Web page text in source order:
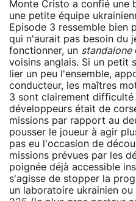
Monte Cristo a confié une
une petite équipe
Episode 3 ressemble bien
qui n'aurait pas besoin du
fonctionner, un standalone
voisins anglais. Si un petit
lier un peu l'ensemble,
conducteur, les maîtres
3 sont clairement
développeurs était de
missions par rapport au
pousser le joueur à agir
pas eu l'occasion de
missions prévues par les
poignée déjà accessible
s'agisse de stopper la
un laboratoire ukrainien